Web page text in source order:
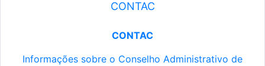
CONTAC
CONTAC
Informações sobre o Conselho Administrativo de